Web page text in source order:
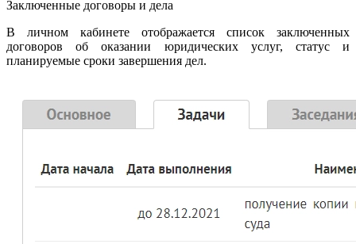
Заключенные договоры и дела
В личном кабинете отображается список заключенных
договоров об оказании юридических услуг, статус и
планируемые сроки завершения дел.